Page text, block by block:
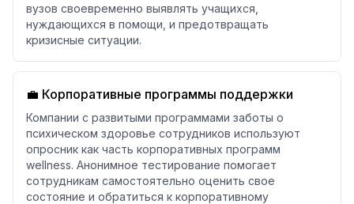
вузов своевременно выявлять учащихся,
нуждающихся в помощи, и предотвращать
кризисные ситуации.
💼 Корпоративные программы поддержки
Компании с развитыми программами заботы о
психическом здоровье сотрудников используют
опросник как часть корпоративных программ
wellness. Анонимное тестирование помогает
сотрудникам самостоятельно оценить свое
состояние и обратиться к корпоративному